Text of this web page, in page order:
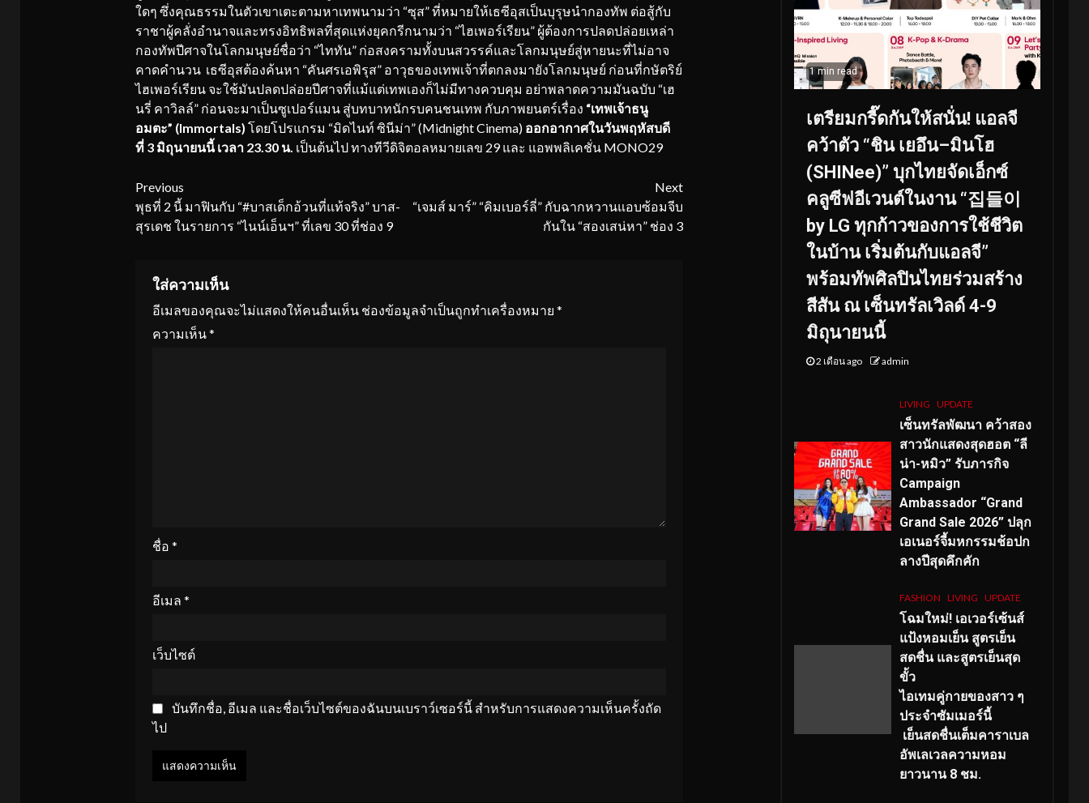
ใดๆ ซึ่งคุณธรรมในตัวเขาเตะตามหาเทพนามว่า “ซุส” ที่หมายให้เธซีอุสเป็นบุรุษนำกองทัพ ต่อสู้กับ
ราชาผู้คลั่งอำนาจและทรงอิทธิพลที่สุดแห่งยุคกรีกนามว่า “ไฮเพอร์เรียน” ผู้ต้องการปลดปล่อยเหล่า
กองทัพปีศาจในโลกมนุษย์ชื่อว่า “ไททัน” ก่อสงครามทั้งบนสวรรค์และโลกมนุษย์สู่หายนะที่ไม่อาจ
คาดคำนวน เธซีอุสต้องค้นหา “คันศรเอพิรุส” อาวุธของเทพเจ้าที่ตกลงมายังโลกมนุษย์ ก่อนที่กษัตริย์
ไฮเพอร์เรียน จะใช้มันปลดปล่อยปีศาจที่แม้แต่เทพเองก็ไม่มีทางควบคุม อย่าพลาดความมันฉบับ “เฮ
นรี่ คาวิลล์” ก่อนจะมาเป็นซูเปอร์แมน สู่บทบาทนักรบคนชนเทพ กับภาพยนตร์เรื่อง “เทพเจ้าธนู
อมตะ” (Immortals) โดยโปรแกรม “มิดไนท์ ซินีม่า” (Midnight Cinema)ออกอากาศในวันพฤหัสบดี
ที่ 3 มิถุนายนนี้ เวลา 23.30 น. เป็นต้นไป ทางทีวีดิจิตอลหมายเลข 29 และ แอพพลิเคชั่น MONO29
Continue
Reading
Previous
พุธที่ 2 นี้ มาฟินกับ “#บาสเด็กอ้วนที่แท้จริง” บาส-
สุรเดช ในรายการ “ไนน์เอ็นฯ” ที่เลข 30 ที่ช่อง 9
Next
“เจมส์ มาร์” “คิมเบอร์ลี่” กับฉากหวานแอบซ้อมจีบ
กันใน “สองเสน่หา” ช่อง 3
ใส่ความเห็น
อีเมลของคุณจะไม่แสดงให้คนอื่นเห็น ช่องข้อมูลจำเป็นถูกทำเครื่องหมาย *
ความเห็น*
ชื่อ *
อีเมล *
เว็บไซต์
บันทึกชื่อ, อีเมล และชื่อเว็บไซต์ของฉันบนเบราว์เซอร์นี้ สำหรับการแสดงความเห็นครั้งถัด
ไป
1 min read
เตรียมกรี๊ดกันให้สนั่น! แอลจี
คว้าตัว “ชิน เยอึน–มินโฮ
(SHINee)” บุกไทยจัดเอ็กซ์
คลูซีฟอีเวนต์ในงาน “집들이
by LG ทุกก้าวของการใช้ชีวิต
ในบ้าน เริ่มต้นกับแอลจี”
พร้อมทัพศิลปินไทยร่วมสร้าง
สีสัน ณ เซ็นทรัลเวิลด์ 4-9
มิถุนายนนี้
2 เดือน ago admin
LIVING UPDATE
เซ็นทรัลพัฒนา คว้าสอง
สาวนักแสดงสุดฮอต “ลี
น่า-หมิว” รับภารกิจ
Campaign
Ambassador “Grand
Grand Sale 2026” ปลุก
เอเนอร์จี้มหกรรมช้อปก
ลางปีสุดคึกคัก
FASHION LIVING UPDATE
โฉมใหม่! เอเวอร์เซ้นส์
แป้งหอมเย็น สูตรเย็น
สดชื่น และสูตรเย็นสุด
ขั้ว
ไอเทมคู่กายของสาว ๆ
ประจำซัมเมอร์นี้
เย็นสดชื่นเต็มคาราเบล
อัพเลเวลความหอม
ยาวนาน 8 ชม.